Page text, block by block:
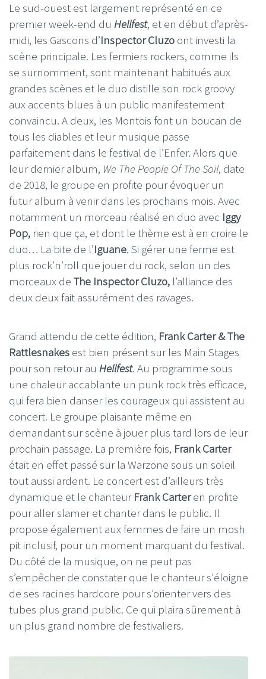
Le sud-ouest est largement représenté en ce
premier week-end du Hellfest, et en début d’après-
midi, les Gascons d’Inspector Cluzo ont investi la
scène principale. Les fermiers rockers, comme ils
se surnomment, sont maintenant habitués aux
grandes scènes et le duo distille son rock groovy
aux accents blues à un public manifestement
convaincu. A deux, les Montois font un boucan de
tous les diables et leur musique passe
parfaitement dans le festival de l’Enfer. Alors que
leur dernier album, We The People Of The Soil, date
de 2018, le groupe en profite pour évoquer un
futur album à venir dans les prochains mois. Avec
notamment un morceau réalisé en duo avec Iggy
Pop, rien que ça, et dont le thème est à en croire le
duo… La bite de l’Iguane. Si gérer une ferme est
plus rock’n’roll que jouer du rock, selon un des
morceaux de The Inspector Cluzo, l’alliance des
deux deux fait assurément des ravages.
Grand attendu de cette édition, Frank Carter & The
Rattlesnakes est bien présent sur les Main Stages
pour son retour au Hellfest. Au programme sous
une chaleur accablante un punk rock très efficace,
qui fera bien danser les courageux qui assistent au
concert. Le groupe plaisante même en
demandant sur scène à jouer plus tard lors de leur
prochain passage. La première fois, Frank Carter
était en effet passé sur la Warzone sous un soleil
tout aussi ardent. Le concert est d’ailleurs très
dynamique et le chanteur Frank Carteren profite
pour aller slamer et chanter dans le public. Il
propose également aux femmes de faire un mosh
pit inclusif, pour un moment marquant du festival.
Du côté de la musique, on ne peut pas
s’empêcher de constater que le chanteur s'éloigne
de ses racines hardcore pour s’orienter vers des
tubes plus grand public. Ce qui plaira sûrement à
un plus grand nombre de festivaliers.